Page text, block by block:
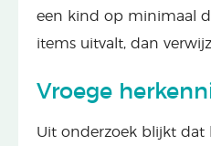
een kind op minimaal
items uitvalt, dan
Vroege
Uit onderzoek blijkt dat